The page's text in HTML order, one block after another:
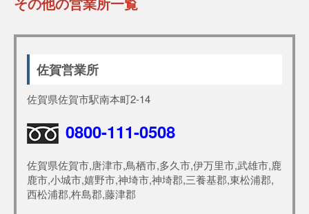
佐賀営業所
佐賀県佐賀市駅南本町2-14
0800-111-0508
佐賀県佐賀市,唐津市,鳥栖市,多久市,伊万里市,武雄市,鹿
鹿市,小城市,嬉野市,神埼市,神埼郡,三養基郡,東松浦郡,
西松浦郡,杵島郡,藤津郡